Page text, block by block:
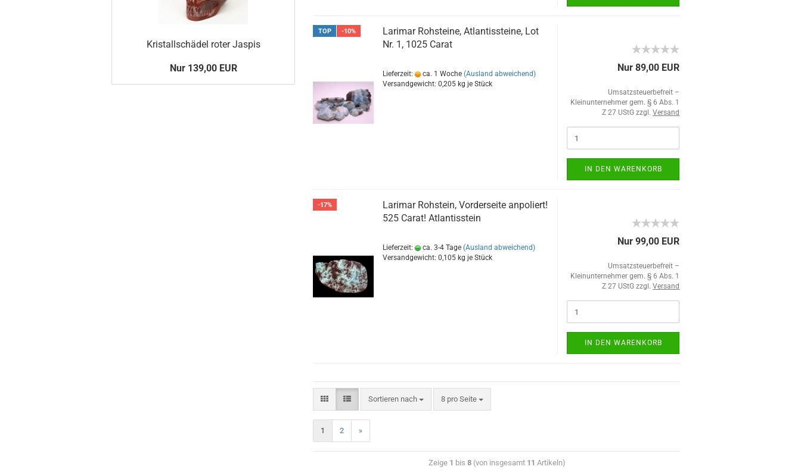
TOP -10%
Larimar Rohsteine, Atlantissteine, Lot
Nr. 1, 1025 Carat
Lieferzeit: ca. 1 Woche (Ausland abweichend)
Versandgewicht:0,205 kg je Stück
Nur 89,00 EUR
Umsatzsteuerbefreit –
Kleinunternehmer gem. § 6 Abs. 1
Z 27 UStG zzgl.Versand
IN DEN WARENKORB
-17%
Larimar Rohstein, Vorderseite anpoliert!
525 Carat! Atlantisstein
Lieferzeit: ca. 3-4 Tage (Ausland abweichend)
Versandgewicht:0,105 kg je Stück
Nur 99,00 EUR
Umsatzsteuerbefreit –
Kleinunternehmer gem. § 6 Abs. 1
Z 27 UStG zzgl.Versand
IN DEN WARENKORB
Sortieren nach 8 pro Seite
1 2 »
Zeige 1 bis 8(von insgesamt 11 Artikeln)
Kristallschädel roter Jaspis
Nur 139,00 EUR